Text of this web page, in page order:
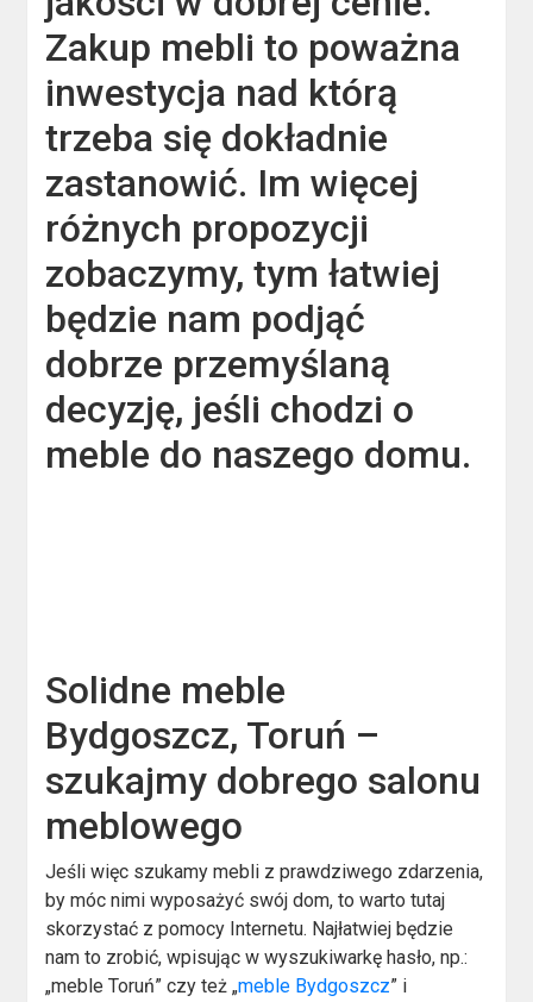
Zakup mebli to poważna
inwestycja nad którą
trzeba się dokładnie
zastanowić. Im więcej
różnych propozycji
zobaczymy, tym łatwiej
będzie nam podjąć
dobrze przemyślaną
decyzję, jeśli chodzi o
meble do naszego domu.
Solidne meble
Bydgoszcz, Toruń –
szukajmy dobrego salonu
meblowego
Jeśli więc szukamy mebli z prawdziwego zdarzenia,
by móc nimi wyposażyć swój dom, to warto tutaj
skorzystać z pomocy Internetu. Najłatwiej będzie
nam to zrobić, wpisując w wyszukiwarkę hasło, np.:
„meble Toruń” czy też „meble Bydgoszcz” i